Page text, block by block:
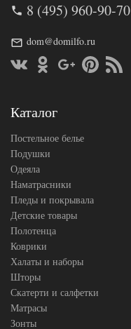
8 (495) 960-90-70
dom@domilfo.ru
Каталог
Постельное белье
Подушки
Одеяла
Наматрасники
Пледы и покрывала
Детские товары
Полотенца
Коврики
Халаты и наборы
Шторы
Скатерти и салфетки
Матрасы
Зонты